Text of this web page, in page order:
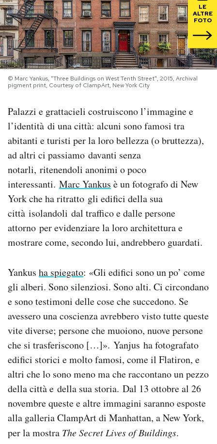
PODCAST
NEWSLETTER
SHOP
CALENDARIO
AREA PERSONALE
Area Personale
Notifiche mobile
Regala il Post
Esci
LE
ALTRE
FOTO
© Marc Yankus, "Three Buildings on West Tenth Street", 2015, Archival
pigment print, Courtesy of ClampArt, New York City
Palazzi e grattacieli costruiscono l’immagine e
l’identità di una città: alcuni sono famosi tra
abitanti e turisti per la loro bellezza (o bruttezza),
ad altri ci passiamo davanti senza
notarli, ritenendoli anonimi o poco
interessanti. Marc Yankus è un fotografo di New
York che ha ritratto gli edifici della sua
città isolandoli dal traffico e dalle persone
attorno per evidenziare la loro architettura e
mostrare come, secondo lui, andrebbero guardati.
Yankus ha spiegato: «Gli edifici sono un po’ come
gli alberi. Sono silenziosi. Sono alti. Ci circondano
e sono testimoni delle cose che succedono. Se
avessero una coscienza avrebbero visto tutte queste
vite diverse; persone che muoiono, nuove persone
che si trasferiscono […]». Yanjus ha fotografato
edifici storici e molto famosi, come il Flatiron, e
altri che lo sono meno ma che raccontano un pezzo
della città e della sua storia. Dal 13 ottobre al 26
novembre queste e altre immagini saranno esposte
alla galleria ClampArt di Manhattan, a New York,
per la mostra The Secret Lives of Buildings.